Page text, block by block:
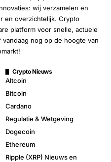
wij verzamelen en
en overzichtelijk. Crypto
platform voor snelle, actuele
nog op de hoogte van
Crypto Nieuws
Altcoin
Bitcoin
Cardano
Regulatie & Wetgeving
Dogecoin
Ethereum
Ripple (XRP) Nieuws en